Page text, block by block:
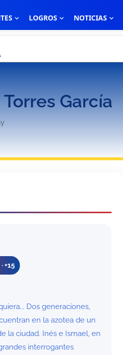
LOGROS NOTICIAS
García
+15
Dos generaciones,
en la azotea de un
la ciudad. Inés e Ismael, en
interrogantes